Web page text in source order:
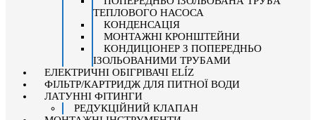
ТЕПЛОВОГО НАСОСА
КОНДЕНСАЦІЯ
МОНТАЖНІ КРОНШТЕЙНИ
КОНДИЦІОНЕР З ПОПЕРЕДНЬО
ІЗОЛЬОВАНИМИ ТРУБАМИ
ЕЛЕКТРИЧНІ ОБІГРІВАЧІ ELÍZ
ФІЛЬТР/КАРТРИДЖ ДЛЯ ПИТНОЇ ВОДИ
ЛАТУННІ ФІТИНГИ
РЕДУКЦІЙНИЙ КЛАПАН